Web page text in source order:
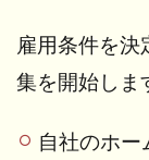
雇用条件を
集を開始しま
自社のホー